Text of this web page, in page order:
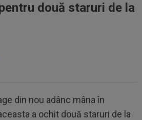
două staruri de la
din nou adânc mâna în
a ochit două staruri de la